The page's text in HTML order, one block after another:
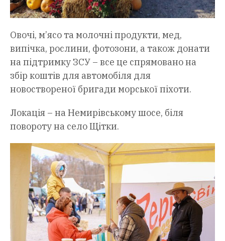
Овочі, м’ясо та молочні продукти, мед,
випічка, рослини, фотозони, а також донати
на підтримку ЗСУ – все це спрямовано на
збір коштів для автомобіля для
новоствореної бригади морської піхоти.
Локація – на Немирівському шосе, біля
повороту на село Щітки.